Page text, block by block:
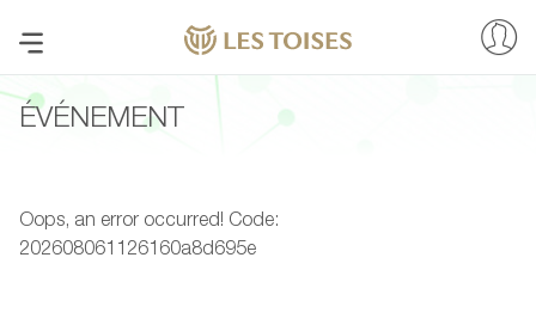
ÉVÉNEMENT
Oops, an error occurred! Code:
202608061126160a8d695e